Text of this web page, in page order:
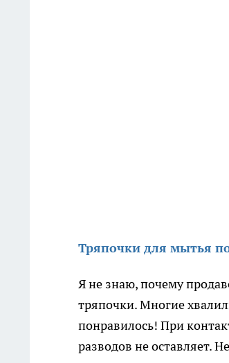
Тряпочки для мытья
Я не знаю, почему
тряпочки. Многие
понравилось! При
разводов не оставляет.